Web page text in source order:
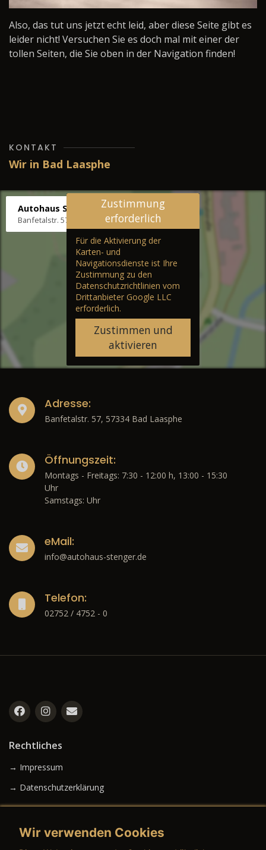
Also, das tut uns jetzt echt leid, aber diese Seite gibt es
leider nicht! Versuchen Sie es doch mal mit einer der
tollen Seiten, die Sie oben in der Navigation finden!
KONTAKT
Wir in Bad Laasphe
Autohaus Stenger
Banfetalstr. 57, 57334 Bad Laasphe
Zustimmung
erforderlich
Für die Aktivierung der
Karten- und
Navigationsdienste ist Ihre
Zustimmung zu den
Datenschutzrichtlinien vom
Drittanbieter Google LLC
erforderlich.
Zustimmen und
aktivieren
Adresse:
Banfetalstr. 57, 57334 Bad Laasphe
Öffnungszeit:
Montags - Freitags: 7:30 - 12:00 h, 13:00 - 15:30
Uhr
Samstags: Uhr
eMail:
info@autohaus-stenger.de
Telefon:
02752 / 4752 - 0
Rechtliches
→ Impressum
→ Datenschutzerklärung
Wir verwenden Cookies